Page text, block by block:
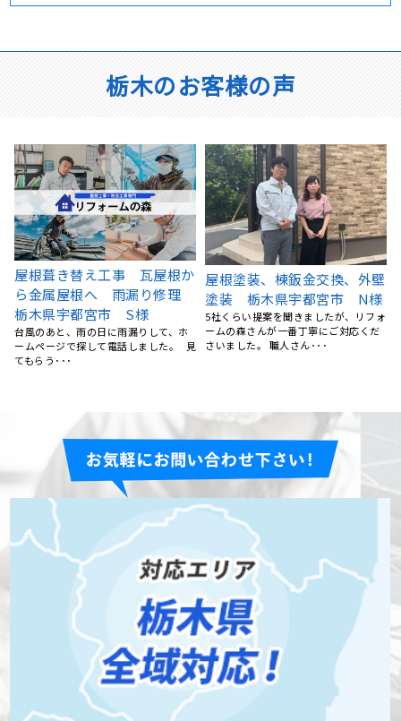
栃木のお客様の声
宇都宮市 H様邸 屋根葺き替
え工事
雨漏りが起きたため、地元できてくれ
るところを探していたところリフォー
ムの森さんのホームページ･･･
栃木県宇都宮市 アパート屋
根工事 カバー工法
アパートの住人さんから、雨漏りして
いるとの連絡を頂き、慌てて屋根工事